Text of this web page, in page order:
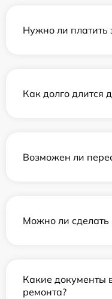
Нужно ли платить
Как долго длится
Возможен ли
Можно ли сделать
Какие документы
ремонта?